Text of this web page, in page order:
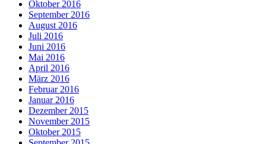
Oktober 2016
September 2016
August 2016
Juli 2016
Juni 2016
Mai 2016
April 2016
März 2016
Februar 2016
Januar 2016
Dezember 2015
November 2015
Oktober 2015